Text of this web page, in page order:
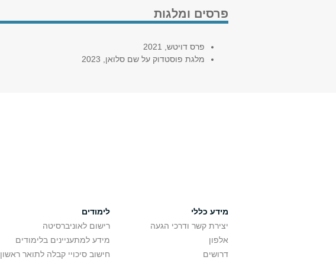
פרסים ומלגות
פרס דויטש, 2021
מלגת פוסטדוק על שם סלואן, 2023
מידע כללי
יצירת קשר ודרכי הגעה
אלפון
דרושים
לימודים
רישום לאוניברסיטה
מידע למתעניינים בלימודים
חישוב סיכויי קבלה לתואר ראשון